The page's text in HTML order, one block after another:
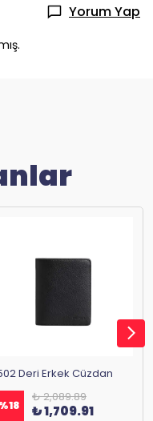
Yorum Yap
Deri Erkek Cüzdan
%18
₺ 2,089.89
₺ 1,709.91